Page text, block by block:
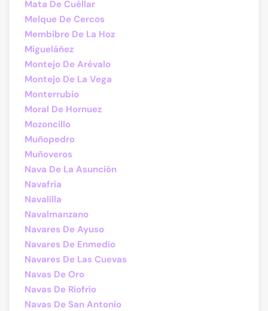
Mata De Cuéllar
Melque De Cercos
Membibre De La Hoz
Migueláñez
Montejo De Arévalo
Montejo De La Vega
Monterrubio
Moral De Hornuez
Mozoncillo
Muñopedro
Muñoveros
Nava De La Asunción
Navafría
Navalilla
Navalmanzano
Navares De Ayuso
Navares De Enmedio
Navares De Las Cuevas
Navas De Oro
Navas De Riofrío
Navas De San Antonio